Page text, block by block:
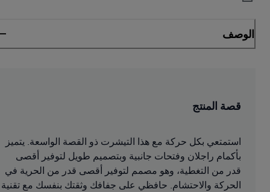
الوصف
قصة المنتج
استمتعي بكل حركة مع هذا التيشرت ذو القصة الواسعة. يتميز
بأكمام راجلان وفتحات جانبية وبتصميم طويل لتوفير أقصى
قدر من التغطية، وهو مصمم لتوفير أقصى قدر من الحرية في
الحركة والاحتشام. حافظي على جفافك وثقتك بنفسك مع تقنية